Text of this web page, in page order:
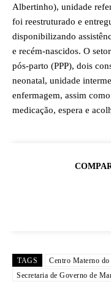
Albertinho), unidade
foi reestruturado e
disponibilizando
e recém-nascidos. O
pós-parto (PPP), dois
neonatal, unidade
enfermagem, assim
medicação, espera e
TAGS
Centro Materno
Secretaria de Governo de